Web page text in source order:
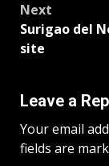
Next
Surigao del
site
Leave a
Your email
fields are